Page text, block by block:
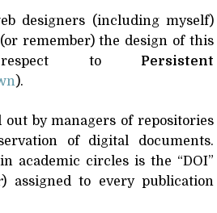
Chrononutrition
designers (including myself)
remember) the design of this
respect to Persistent
).
out by managers of repositories
of digital documents.
academic circles is the “DOI”
) assigned to every publication